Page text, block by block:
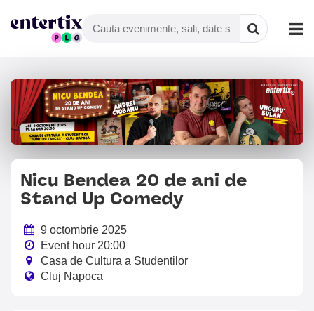
Nicu Bendea 20 de ani de
Stand Up Comedy
9 octombrie 2025
Event hour 20:00
Casa de Cultura a Studentilor
Cluj Napoca